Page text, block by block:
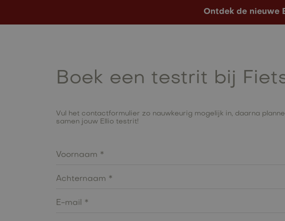
Ontdek de nieuwe
Boek een testrit bij
Vul het contactformulier zo nauwkeurig mogelijk in, daarna
samen jouw Ellio testrit!